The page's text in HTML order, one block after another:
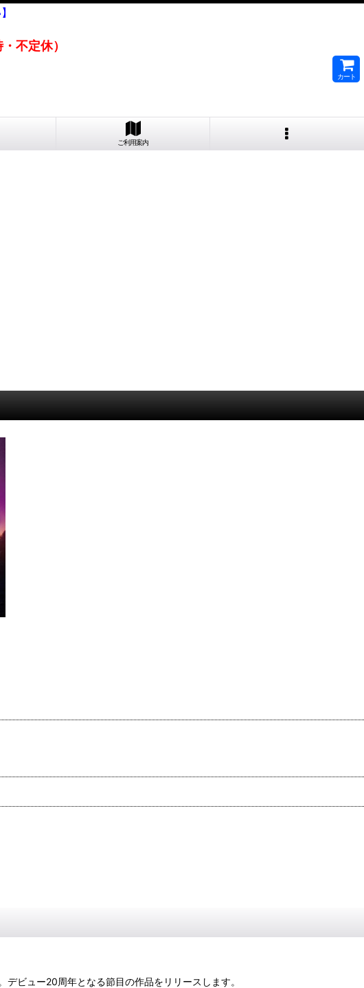
不定休）
カート
ご利用案内
ビュー20周年となる節目の作品をリリースします。